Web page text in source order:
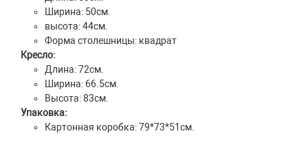
Ширина: 50см.
высота: 44см.
Форма столешницы: квадрат
Кресло:
Длина: 72см.
Ширина: 66.5см.
Высота: 83см.
Упаковка:
Картонная коробка: 79*73*51см.